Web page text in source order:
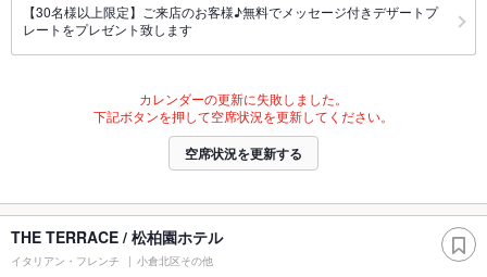
【30名様以上限定】ご来店のお客様♪無料でメッセージ付きデザートプ
レートをプレゼント致します
カレンダーの更新に失敗しました。
下記ボタンを押して空席状況を更新してください。
空席状況を更新する
THE TERRACE / 松柏園ホテル
イタリアン・フレンチ 小倉北区その他